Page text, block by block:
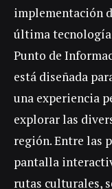
implementación
última
Punto de
está diseñada
una experiencia
explorar las
región. Entre las
pantalla
rutas culturales,